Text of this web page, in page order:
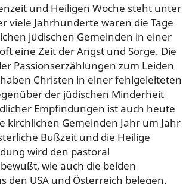
und Heiligen Woche steht unter
viele Jahrhunderte waren die Tage
jüdischen Gemeinden in einer
eine Zeit der Angst und Sorge. Die
Passionserzählungen zum Leiden
Christen in einer fehlgeleiteten
der jüdischen Minderheit
Empfindungen ist auch heute
kirchlichen Gemeinden Jahr um Jahr
Bußzeit und die Heilige
wird den pastoral
wie auch die beiden
den USA und Österreich belegen.